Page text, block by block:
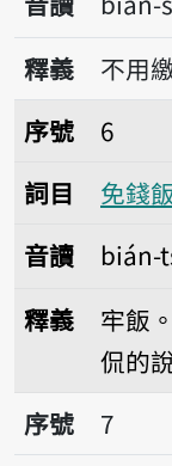
釋義
不用
序號6免錢飯
序號
6
詞目
免錢
音讀
bián-
釋義
牢飯
侃的
序號7難免
序號
7